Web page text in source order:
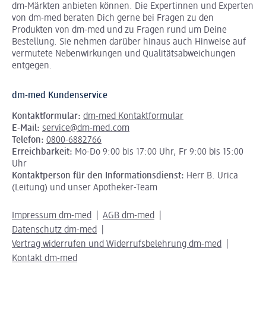
dm-Märkten anbieten können. Die Expertinnen und Experten
von dm-med beraten Dich gerne bei Fragen zu den
Produkten von dm-med und zu Fragen rund um Deine
Bestellung. Sie nehmen darüber hinaus auch Hinweise auf
vermutete Nebenwirkungen und Qualitätsabweichungen
entgegen.
dm-med Kundenservice
Kontaktformular: dm-med Kontaktformular
E-Mail: service@dm-med.com
Telefon: 0800-6882766
Erreichbarkeit: Mo-Do 9:00 bis 17:00 Uhr, Fr 9:00 bis 15:00
Uhr
Kontaktperson für den Informationsdienst: Herr B. Urica
(Leitung) und unser Apotheker-Team
Impressum dm-med
AGB dm-med
Datenschutz dm-med
Vertrag widerrufen und Widerrufsbelehrung dm-med
Kontakt dm-med